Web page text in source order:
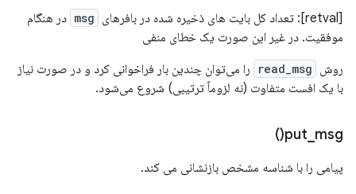
[retval]: تعداد کل بایت های ذخیره شده در بافرهای
msg در هنگام
موفقیت. در غیر این صورت یک خطای منفی
روش read_msg
را می‌توان چندین بار فراخوانی کرد و در صورت نیاز
با یک افست متفاوت (نه لزوماً ترتیبی) شروع می‌شود.
put_msg(
)
پیامی را با شناسه مشخص بازنشانی می کند.